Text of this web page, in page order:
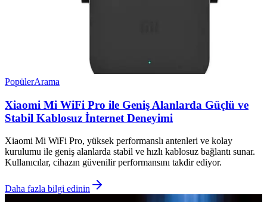
PopülerArama
Xiaomi Mi WiFi Pro ile Geniş Alanlarda Güçlü ve
Stabil Kablosuz İnternet Deneyimi
Xiaomi Mi WiFi Pro, yüksek performanslı antenleri ve kolay
kurulumu ile geniş alanlarda stabil ve hızlı kablosuz bağlantı sunar.
Kullanıcılar, cihazın güvenilir performansını takdir ediyor.
Daha fazla bilgi edinin